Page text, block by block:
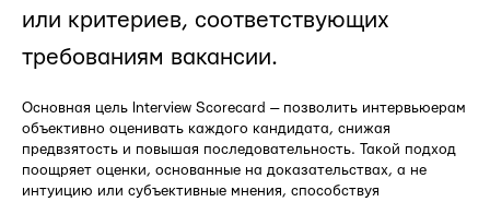
или критериев, соответствующих
требованиям вакансии.
Основная цель Interview Scorecard — позволить интервьюерам
объективно оценивать каждого кандидата, снижая
предвзятость и повышая последовательность. Такой подход
поощряет оценки, основанные на доказательствах, а не
интуицию или субъективные мнения, способствуя